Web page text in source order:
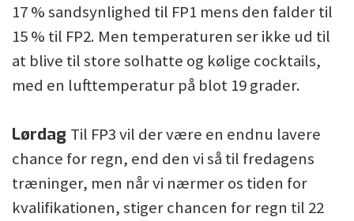
17 % sandsynlighed til FP1 mens den falder til
15 % til FP2. Men temperaturen ser ikke ud til
at blive til store solhatte og kølige cocktails,
med en lufttemperatur på blot 19 grader.
Lørdag Til FP3 vil der være en endnu lavere
chance for regn, end den vi så til fredagens
træninger, men når vi nærmer os tiden for
kvalifikationen, stiger chancen for regn til 22